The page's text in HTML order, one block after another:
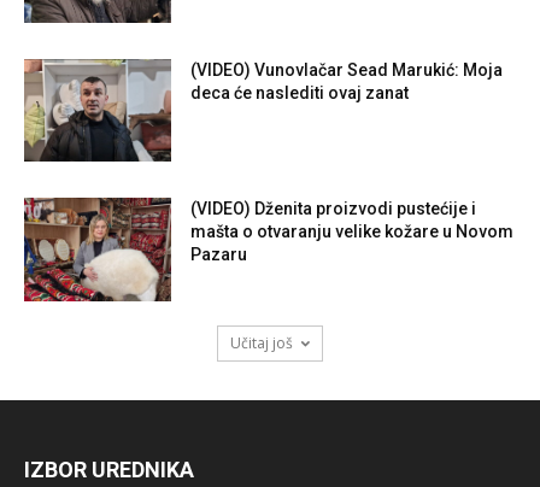
(VIDEO) Vunovlačar Sead Marukić: Moja
deca će naslediti ovaj zanat
(VIDEO) Dženita proizvodi pustećije i
mašta o otvaranju velike kožare u Novom
Pazaru
Učitaj još
IZBOR UREDNIKA